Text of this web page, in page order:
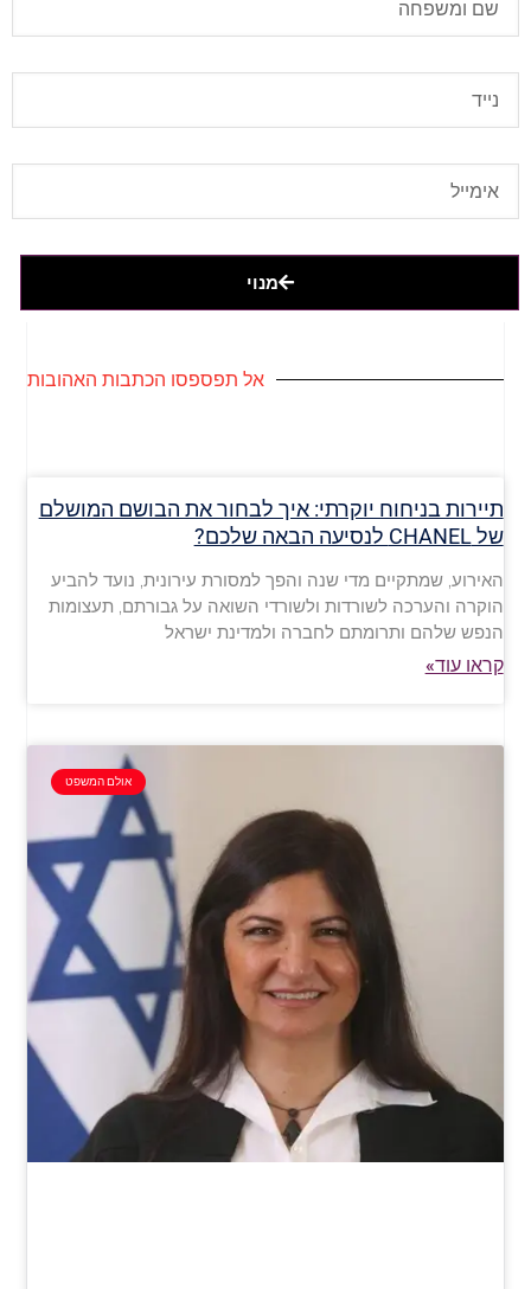
מנוי
אל תפספסו הכתבות האהובות
תיירות בניחוח יוקרתי: איך לבחור את הבושם המושלם
של CHANEL לנסיעה הבאה שלכם?
האירוע, שמתקיים מדי שנה והפך למסורת עירונית, נועד להביע
הוקרה והערכה לשורדות ולשורדי השואה על גבורתם, תעצומות
הנפש שלהם ותרומתם לחברה ולמדינת ישראל
קראו עוד»
אולם המשפט